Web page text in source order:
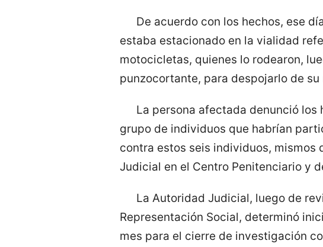
De acuerdo con los hechos, ese
estaba estacionado en la vialidad
motocicletas, quienes lo rodearon,
punzocortante, para despojarlo de
La persona afectada denunció
grupo de individuos que habrían
contra estos seis individuos,
Judicial en el Centro Penitenciario y
La Autoridad Judicial, luego de
Representación Social, determinó
mes para el cierre de investigación